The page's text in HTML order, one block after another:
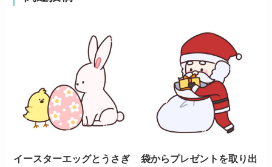
イースターエッグとうさぎ
袋からプレゼントを取り出